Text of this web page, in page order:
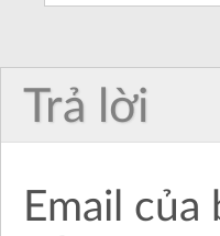
Trả lời
Email